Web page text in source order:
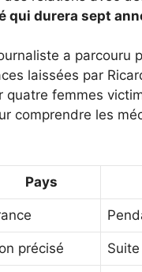
qui durera sept
a parcouru
laissées par
quatre femmes
comprendre les
Pays
précisé Suite